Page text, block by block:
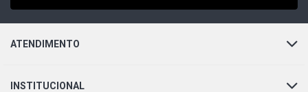
ATENDIMENTO
INSTITUCIONAL